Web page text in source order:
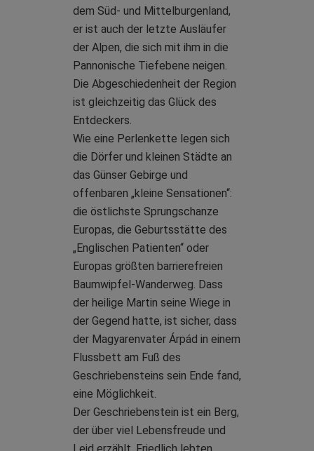
dem Süd- und Mittelburgenland,
er ist auch der letzte Ausläufer
der Alpen, die sich mit ihm in die
Pannonische Tiefebene neigen.
Die Abgeschiedenheit der Region
ist gleichzeitig das Glück des
Entdeckers.
Wie eine Perlenkette legen sich
die Dörfer und kleinen Städte an
das Günser Gebirge und
offenbaren „kleine Sensationen“:
die östlichste Sprungschanze
Europas, die Geburtsstätte des
„Englischen Patienten“ oder
Europas größten barrierefreien
Baumwipfel-Wanderweg. Dass
der heilige Martin seine Wiege in
der Gegend hatte, ist sicher, dass
der Magyarenvater Árpád in einem
Flussbett am Fuß des
Geschriebensteins sein Ende fand,
eine Möglichkeit.
Der Geschriebenstein ist ein Berg,
der über viel Lebensfreude und